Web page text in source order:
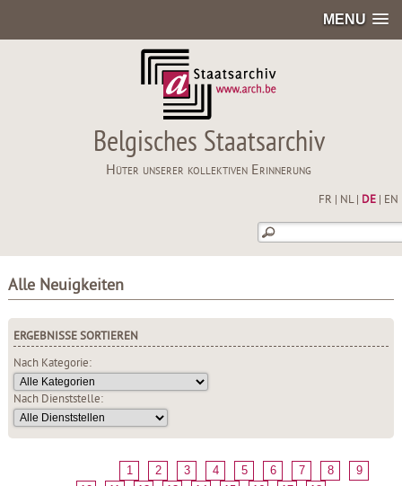
MENU
Belgisches Staatsarchiv
Hüter unserer kollektiven Erinnerung
FR NL| DE| EN
Alle Neuigkeiten
ERGEBNISSE SORTIEREN
Nach Kategorie:
Nach Dienststelle:
1 2 3 4 5 6 7 8
9